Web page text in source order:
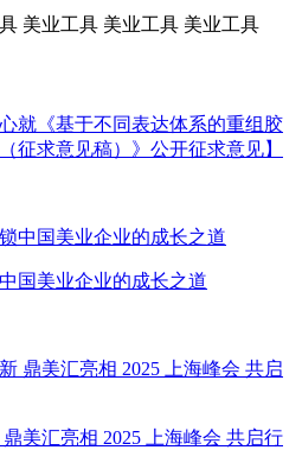
美业工具 美业工具 美业工具
就《基于不同表达体系的重组胶
征求意见稿）》公开征求意见】
国美业企业的成长之道
美汇亮相 2025 上海峰会 共启行